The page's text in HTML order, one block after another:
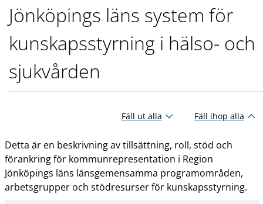
Jönköpings läns system för
kunskapsstyrning i hälso- och
sjukvården
Fäll ut alla Fäll ihop alla
Detta är en beskrivning av tillsättning, roll, stöd och
förankring för kommunrepresentation i Region
Jönköpings läns länsgemensamma programområden,
arbetsgrupper och stödresurser för kunskapsstyrning.